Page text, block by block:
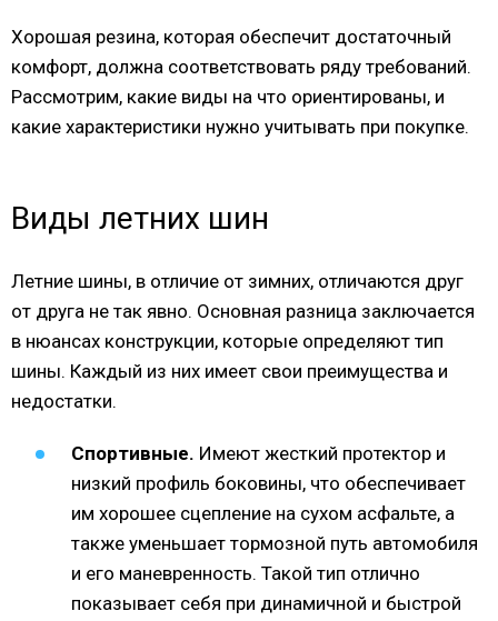
Хорошая резина, которая обеспечит достаточный
комфорт, должна соответствовать ряду требований.
Рассмотрим, какие виды на что ориентированы, и
какие характеристики нужно учитывать при покупке.
Виды летних шин
Летние шины, в отличие от зимних, отличаются друг
от друга не так явно. Основная разница заключается
в нюансах конструкции, которые определяют тип
шины. Каждый из них имеет свои преимущества и
недостатки.
Спортивные. Имеют жесткий протектор и
низкий профиль боковины, что обеспечивает
им хорошее сцепление на сухом асфальте, а
также уменьшает тормозной путь автомобиля
и его маневренность. Такой тип отлично
показывает себя при динамичной и быстрой